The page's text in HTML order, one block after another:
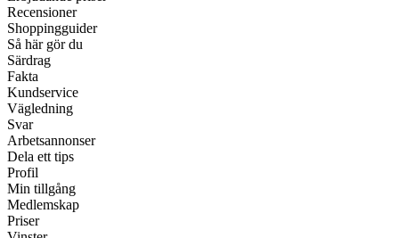
Recensioner
Shoppingguider
Så här gör du
Särdrag
Fakta
Kundservice
Vägledning
Svar
Arbetsannonser
Dela ett tips
Profil
Min tillgång
Medlemskap
Priser